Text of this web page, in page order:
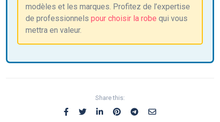
modèles et les marques. Profitez de l’expertise
de professionnels pour choisir la robe qui vous
mettra en valeur.
Share this: